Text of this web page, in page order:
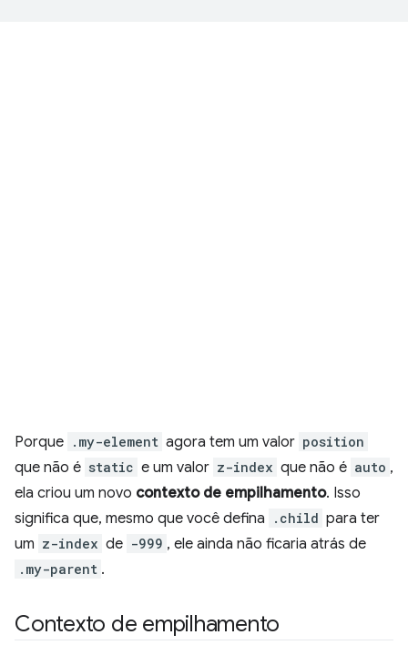
Porque .my-element agora tem um valor position
que não é static e um valor z-index que não é auto ,
ela criou um novo contexto de empilhamento. Isso
significa que, mesmo que você defina
.child para ter
um z-index de -999 , ele ainda não ficaria atrás de
.my-parent .
Contexto de empilhamento